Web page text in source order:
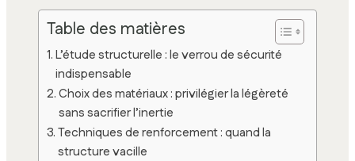
Table des matières
L’étude structurelle : le verrou de sécurité
indispensable
Choix des matériaux : privilégier la légèreté
sans sacrifier l’inertie
Techniques de renforcement : quand la
structure vacille